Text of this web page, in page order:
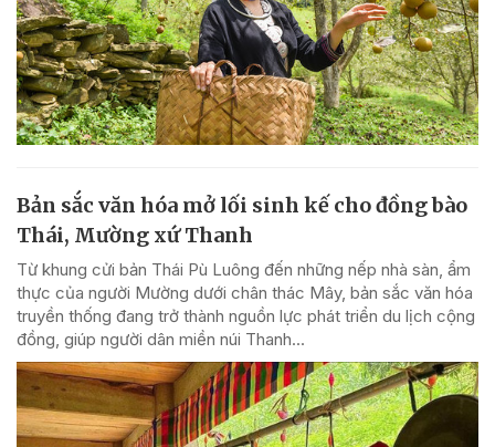
Bản sắc văn hóa mở lối sinh kế cho đồng bào
Thái, Mường xứ Thanh
Từ khung cửi bản Thái Pù Luông đến những nếp nhà sàn, ẩm
thực của người Mường dưới chân thác Mây, bản sắc văn hóa
truyền thống đang trở thành nguồn lực phát triển du lịch cộng
đồng, giúp người dân miền núi Thanh...